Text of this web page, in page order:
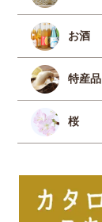
お酒
特産品
桜